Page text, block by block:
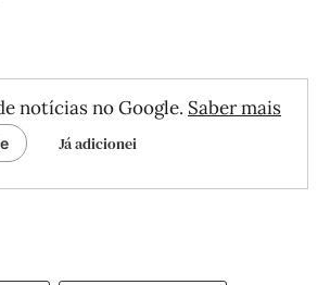
notícias no Google. Saber mais
Já adicionei